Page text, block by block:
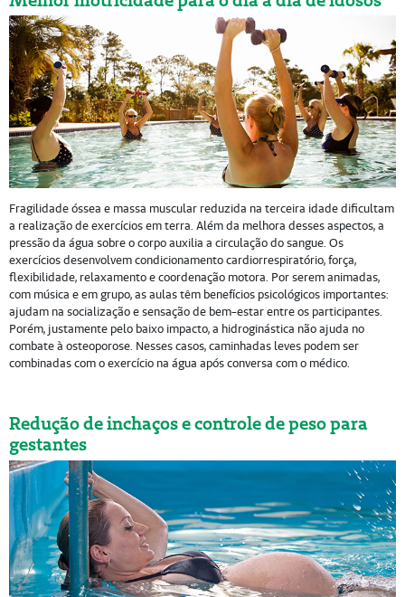
Fragilidade óssea e massa muscular reduzida na terceira idade dificultam
a realização de exercícios em terra. Além da melhora desses aspectos, a
pressão da água sobre o corpo auxilia a circulação do sangue. Os
exercícios desenvolvem condicionamento cardiorrespiratório, força,
flexibilidade, relaxamento e coordenação motora. Por serem animadas,
com música e em grupo, as aulas têm benefícios psicológicos importantes:
ajudam na socialização e sensação de bem-estar entre os participantes.
Porém, justamente pelo baixo impacto, a hidroginástica não ajuda no
combate à osteoporose. Nesses casos, caminhadas leves podem ser
combinadas com o exercício na água após conversa com o médico.
Redução de inchaços e controle de peso para
gestantes